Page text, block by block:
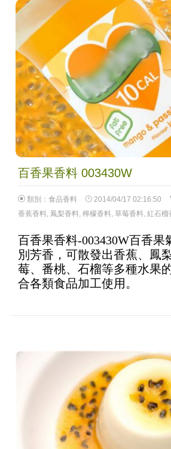
百香果香料 003430W
類別： 食品香料 2014/04/17 02:16:50
香蕉香料 鳳梨香料 檸檬香料 草莓香料 紅石榴
百香果香料-003430W百香果
別芳香，可散發出香蕉、鳳
莓、番桃、石榴等多種水果
合各類食品加工使用。